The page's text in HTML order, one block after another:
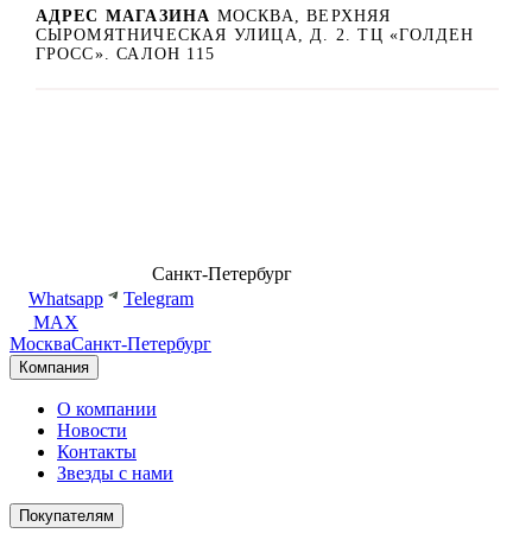
АДРЕС МАГАЗИНА МОСКВА, ВЕРХНЯЯ
СЫРОМЯТНИЧЕСКАЯ УЛИЦА, Д. 2. ТЦ «ГОЛДЕН
ГРОСС». САЛОН 115
Санкт-Петербург
Whatsapp
Telegram
MAX
МоскваСанкт-Петербург
Компания
О компании
Новости
Контакты
Звезды с нами
Покупателям